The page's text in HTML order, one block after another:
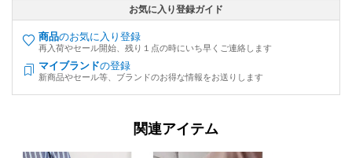
お気に入り登録ガイド
商品のお気に入り登録
再入荷やセール開始、残り１点の時にいち早くご連絡します
マイブランドの登録
新商品やセール等、ブランドのお得な情報をお送りします
関連アイテム